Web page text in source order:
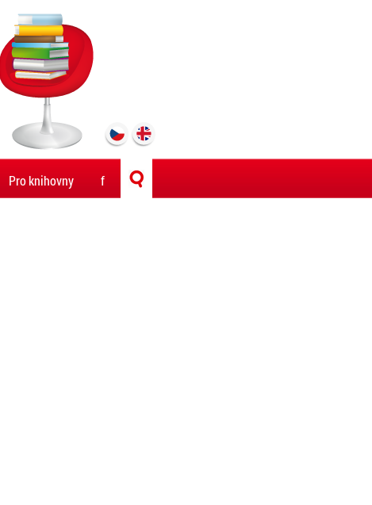
Pro knihovny f